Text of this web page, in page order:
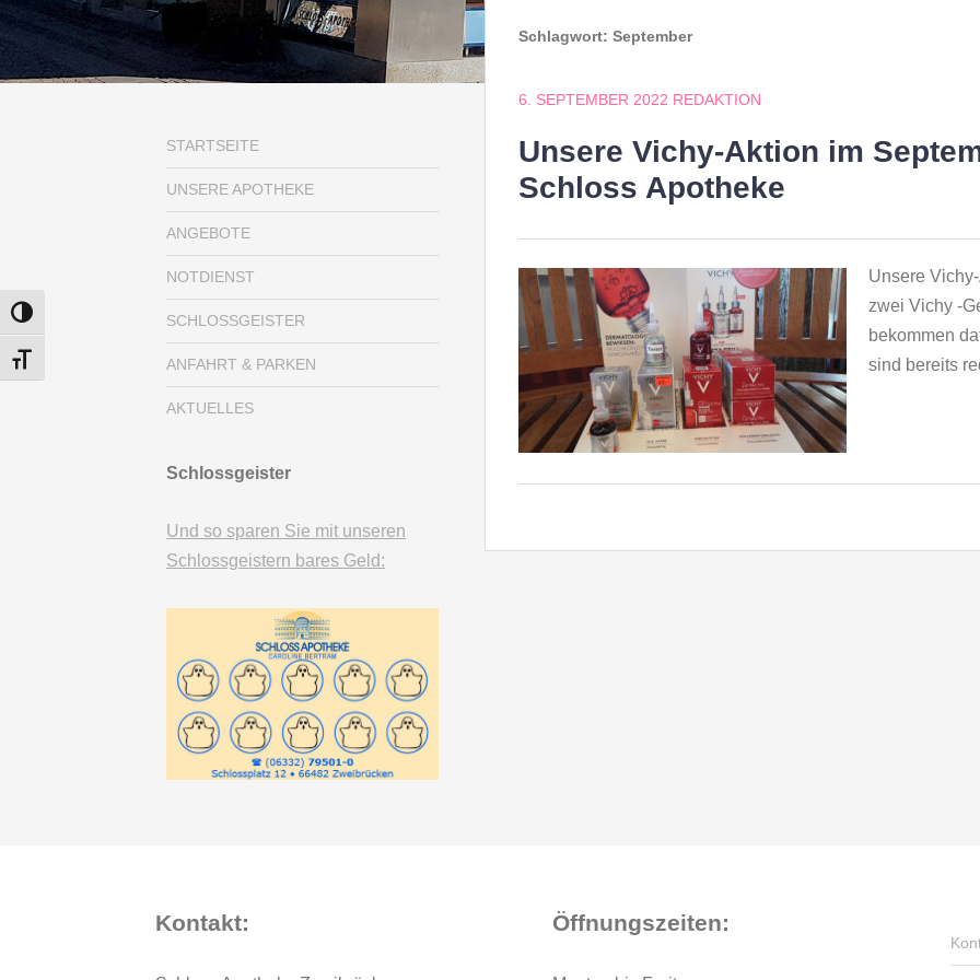
UMSCHALTEN AUF HOHE KONTRASTE
SCHRIFT VERGRÖSSERN
Schlagwort:September
6. SEPTEMBER 2022 REDAKTION
Unsere Vichy-Aktion im
Schloss Apotheke
Unsere
zwei Vichy -
bekommen
sind bereits
STARTSEITE
UNSERE APOTHEKE
ANGEBOTE
NOTDIENST
SCHLOSSGEISTER
ANFAHRT & PARKEN
AKTUELLES
Schlossgeister
Und so sparen Sie mit unseren
Schlossgeistern bares Geld:
Kontakt: Öffnungszeiten: